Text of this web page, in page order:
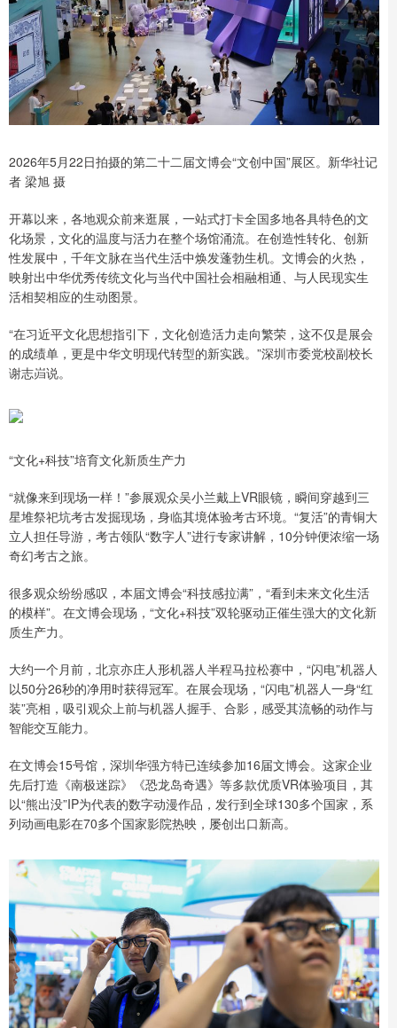
2026年5月22日拍摄的第二十二届文博会“文创中国”展区。新华社记
者 梁旭 摄
开幕以来，各地观众前来逛展，一站式打卡全国多地各具特色的文
化场景，文化的温度与活力在整个场馆涌流。在创造性转化、创新
性发展中，千年文脉在当代生活中焕发蓬勃生机。文博会的火热，
映射出中华优秀传统文化与当代中国社会相融相通、与人民现实生
活相契相应的生动图景。
“在习近平文化思想指引下，文化创造活力走向繁荣，这不仅是展会
的成绩单，更是中华文明现代转型的新实践。”深圳市委党校副校长
谢志岿说。
“文化+科技”培育文化新质生产力
“就像来到现场一样！”参展观众吴小兰戴上VR眼镜，瞬间穿越到三
星堆祭祀坑考古发掘现场，身临其境体验考古环境。“复活”的青铜大
立人担任导游，考古领队“数字人”进行专家讲解，10分钟便浓缩一场
奇幻考古之旅。
很多观众纷纷感叹，本届文博会“科技感拉满”，“看到未来文化生活
的模样”。在文博会现场，“文化+科技”双轮驱动正催生强大的文化新
质生产力。
大约一个月前，北京亦庄人形机器人半程马拉松赛中，“闪电”机器人
以50分26秒的净用时获得冠军。在展会现场，“闪电”机器人一身“红
装”亮相，吸引观众上前与机器人握手、合影，感受其流畅的动作与
智能交互能力。
在文博会15号馆，深圳华强方特已连续参加16届文博会。这家企业
先后打造《南极迷踪》《恐龙岛奇遇》等多款优质VR体验项目，其
以“熊出没”IP为代表的数字动漫作品，发行到全球130多个国家，系
列动画电影在70多个国家影院热映，屡创出口新高。